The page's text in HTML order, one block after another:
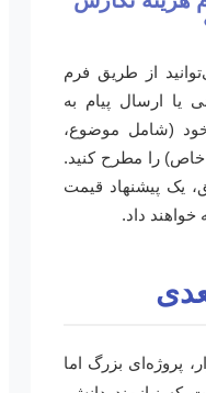
از طریق فرم
پیام به
(شامل موضوع،
را مطرح کنید.
پیشنهاد قیمت
داد.
بزرگ اما